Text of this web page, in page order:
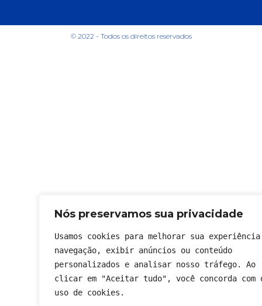
Nós preservamos sua privacidade
Usamos cookies para melhorar sua
navegação, exibir anúncios ou conteúdo
personalizados e analisar nosso tráfego. Ao
clicar em "Aceitar tudo", você concorda com
uso de cookies.
© 2022 - Todos os direitos reservados